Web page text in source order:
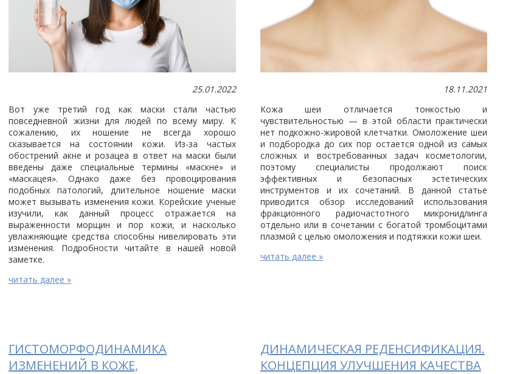
25.01.2022
Вот уже третий год как маски стали частью
повседневной жизни для людей по всему миру. К
сожалению, их ношение не всегда хорошо
сказывается на состоянии кожи. Из-за частых
обострений акне и розацеа в ответ на маски были
введены даже специальные термины «маскне» и
«маскацея». Однако даже без провоцирования
подобных патологий, длительное ношение маски
может вызывать изменения кожи. Корейские ученые
изучили, как данный процесс отражается на
выраженности морщин и пор кожи, и насколько
увлажняющие средства способны нивелировать эти
изменения. Подробности читайте в нашей новой
заметке.
читать далее »
18.11.2021
Кожа шеи отличается тонкостью и
чувствительностью — в этой области практически
нет подкожно-жировой клетчатки. Омоложение шеи
и подбородка до сих пор остается одной из самых
сложных и востребованных задач косметологии,
поэтому специалисты продолжают поиск
эффективных и безопасных эстетических
инструментов и их сочетаний. В данной статье
приводится обзор исследований использования
фракционного радиочастотного микронидлинга
отдельно или в сочетании с богатой тромбоцитами
плазмой с целью омоложения и подтяжки кожи шеи.
читать далее »
ГИСТОМОРФОДИНАМИКА
ИЗМЕНЕНИЙ В КОЖЕ,
ДИНАМИЧЕСКАЯ РЕДЕНСИФИКАЦИЯ.
КОНЦЕПЦИЯ УЛУЧШЕНИЯ КАЧЕСТВА